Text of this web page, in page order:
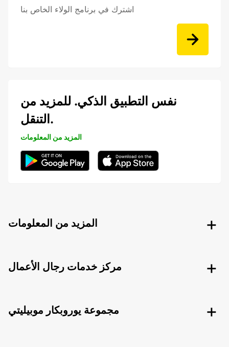
اشترك في برنامج الولاء الخاص بنا
نفس التطبيق الذكي. للمزيد من
التنقل.
المزيد من المعلومات
المزيد من المعلومات
مركز خدمات رجال الأعمال
مجموعة يوروبكار موبيليتي